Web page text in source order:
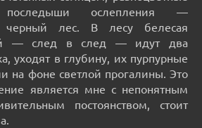
ослепления —
черный лес. В лесу белесая
— след в след — идут два
уходят в глубину, их пурпурные
на фоне светлой прогалины. Это
является мне с непонятным
постоянством, стоит